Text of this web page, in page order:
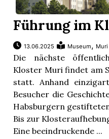
Führung im
13.06.2025 Museum, Muri
Die nächste
Kloster Muri findet am
statt. Anhand
Besucher die
Habsburgern
Bis zur
Eine beeindruckende ...